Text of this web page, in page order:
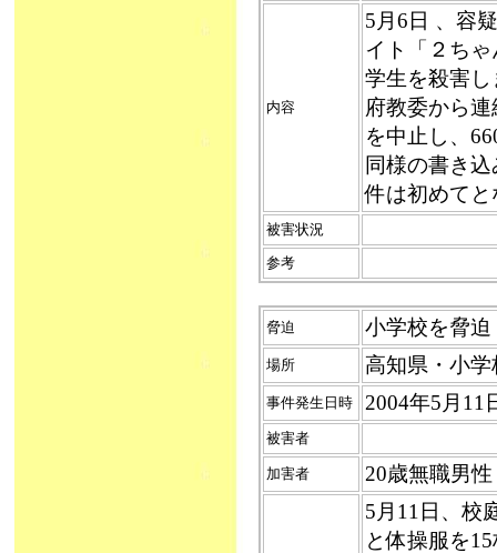
内容
5月6日 、容
イト「２ち
学生を殺害
府教委から
を中止し、
同様の書き
件は初めてと
被害状況
参考
脅迫 小学校を
場所 高知県・小学
事件発生日時 2004年5月
被害者
加害者 20歳無職男
5月11日、校
と体操服を